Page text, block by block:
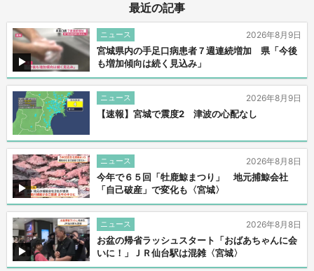
最近の記事
ニュース
宮城県内の手足口病患者７週連続増加 県「今後
も増加傾向は続く見込み」
2026年8月9日
ニュース
【速報】宮城で震度2 津波の心配なし
2026年8月9日
ニュース
今年で６５回「牡鹿鯨まつり」 地元捕鯨会社
「自己破産」で変化も〈宮城〉
2026年8月8日
ニュース
お盆の帰省ラッシュスタート「おばあちゃんに会
いに！」ＪＲ仙台駅は混雑〈宮城〉
2026年8月8日